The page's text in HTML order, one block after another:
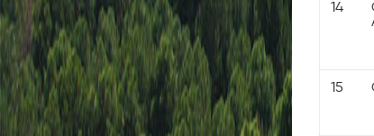
14
15